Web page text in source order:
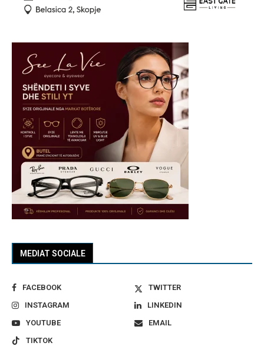
MEDIAT SOCIALE
FACEBOOK
TWITTER
INSTAGRAM
LINKEDIN
YOUTUBE
EMAIL
TIKTOK